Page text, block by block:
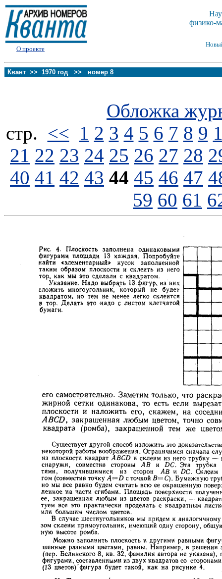
О проекте
физико-
Квант >> 1970 год >> номер 8
Обложка
стp. << 1 2 3 4 5 6 7 8 9
21 22 23 24 25 26 27 28
40 41 42 43 44 45 46 47
59 60 61